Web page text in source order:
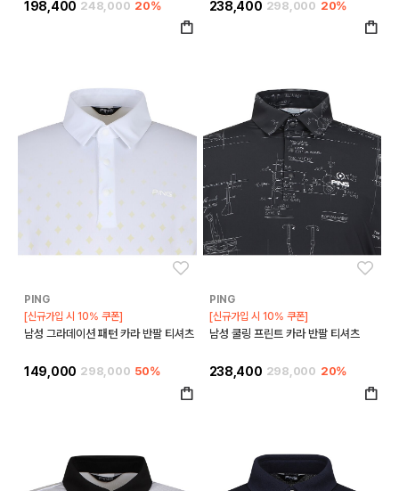
198,400 248,000 20% 238,400 298,000 20%
PING
[신규가입 시 10% 쿠폰]
남성 그라데이션 패턴 카라 반팔 티셔츠
149,000 298,000 50%
PING
[신규가입 시 10% 쿠폰]
남성 쿨링 프린트 카라 반팔 티셔츠
238,400 298,000 20%